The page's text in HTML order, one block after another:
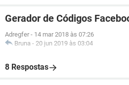
Gerador de Códigos
Adregfer - 14 mar 2018 às 07:26
Bruna - 20 jun 2019 às 03:04
8 Respostas